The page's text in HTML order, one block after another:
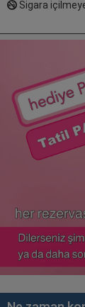
Sigara